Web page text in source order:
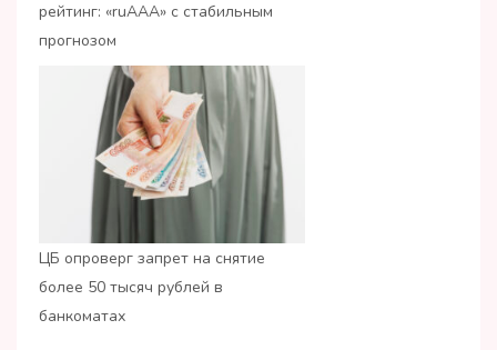
рейтинг: «ruАAA» с стабильным
прогнозом
ЦБ опроверг запрет на снятие
более 50 тысяч рублей в
банкоматах